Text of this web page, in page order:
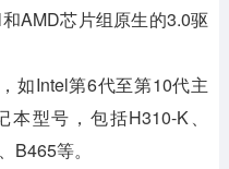
AMD芯片组原生的3.0驱
如Intel第6代至第10代主
型号，包括H310-K、
B465等。